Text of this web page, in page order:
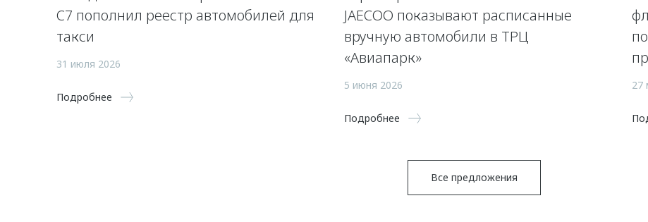
C7 пополнил реестр автомобилей для
такси
31 июля 2026
Подробнее
JAECOO показывают расписанные
вручную автомобили в ТРЦ
«Авиапарк»
5 июня 2026
Подробнее
27
Все предложения